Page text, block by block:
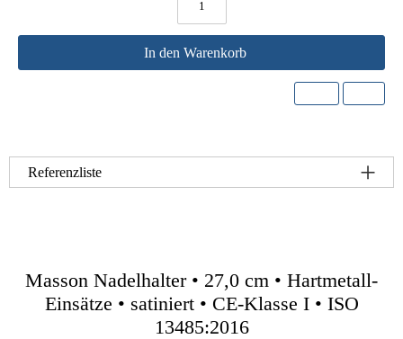
In den Warenkorb
Referenzliste
Masson Nadelhalter • 27,0 cm • Hartmetall-
Einsätze • satiniert • CE-Klasse I • ISO
13485:2016